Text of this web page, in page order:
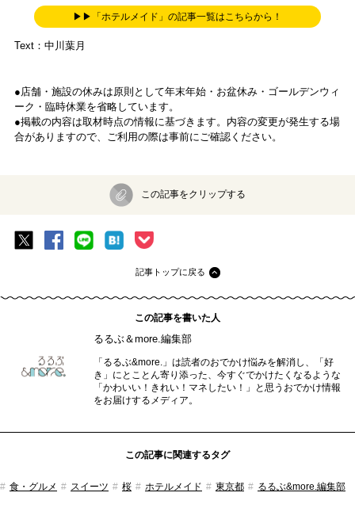
▶▶「ホテルメイド」の記事一覧はこちらから！
Text：中川葉月
●店舗・施設の休みは原則として年末年始・お盆休み・ゴールデンウィ
ーク・臨時休業を省略しています。
●掲載の内容は取材時点の情報に基づきます。内容の変更が発生する場
合がありますので、ご利用の際は事前にご確認ください。
この記事をクリップする
記事トップに戻る
この記事を書いた人
るるぶ＆more.編集部
「るるぶ&more.」は読者のおでかけ悩みを解消し、「好
き」にとことん寄り添った、今すぐでかけたくなるような
「かわいい！きれい！マネしたい！」と思うおでかけ情報
をお届けするメディア。
この記事に関連するタグ
食・グルメ スイーツ 桜 ホテルメイド 東京都 るるぶ&more.編集部